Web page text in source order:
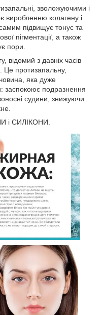
зволожуючими і
виробленню колагену і
підвищує тонус та
пігментації, а також
пори.
відомий з давніх часів
Це протизапальну,
яка дуже
заспокоює подразнення
судини, знижуючи
і СИЛІКОНИ.